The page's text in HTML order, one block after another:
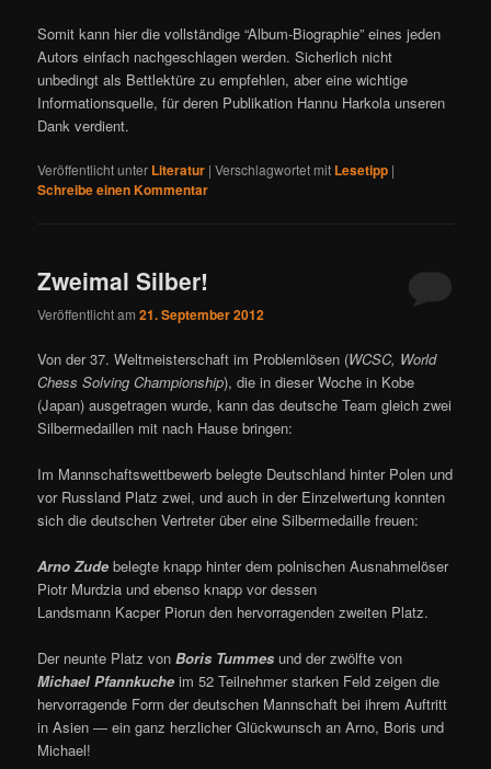
Somit kann hier die vollständige “Album-Biographie” eines jeden
Autors einfach nachgeschlagen werden. Sicherlich nicht
unbedingt als Bettlektüre zu empfehlen, aber eine wichtige
Informationsquelle, für deren Publikation Hannu Harkola unseren
Dank verdient.
Veröffentlicht unter Literatur |Verschlagwortet mit Lesetipp |
Schreibe einen Kommentar
Zweimal Silber!
Veröffentlicht am21. September 2012
Von der 37. Weltmeisterschaft im Problemlösen (WCSC, World
Chess Solving Championship), die in dieser Woche in Kobe
(Japan) ausgetragen wurde, kann das deutsche Team gleich zwei
Silbermedaillen mit nach Hause bringen:
Im Mannschaftswettbewerb belegte Deutschland hinter Polen und
vor Russland Platz zwei, und auch in der Einzelwertung konnten
sich die deutschen Vertreter über eine Silbermedaille freuen:
Arno Zude belegte knapp hinter dem polnischen Ausnahmelöser
Piotr Murdzia und ebenso knapp vor dessen
Landsmann Kacper Piorun den hervorragenden zweiten Platz.
Der neunte Platz vonBoris Tummes und der zwölfte von
Michael Pfannkuche im 52 Teilnehmer starken Feld zeigen die
hervorragende Form der deutschen Mannschaft bei ihrem Auftritt
in Asien — ein ganz herzlicher Glückwunsch an Arno, Boris und
Michael!